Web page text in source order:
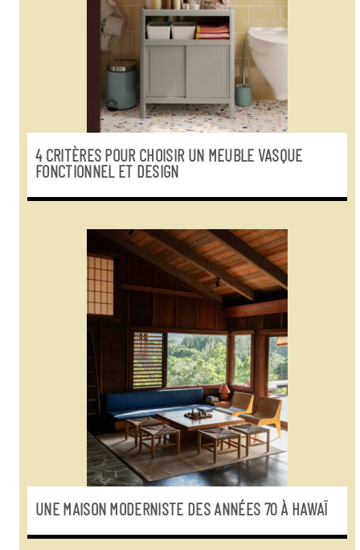
4 CRITÈRES POUR CHOISIR UN MEUBLE VASQUE
FONCTIONNEL ET DESIGN
UNE MAISON MODERNISTE DES ANNÉES 70 À HAWAÏ